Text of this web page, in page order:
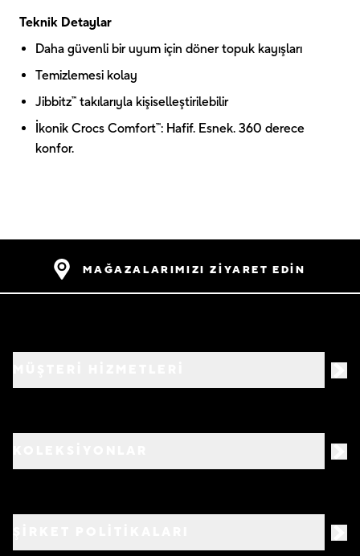
Teknik Detaylar
Daha güvenli bir uyum için döner topuk kayışları
Temizlemesi kolay
Jibbitz™ takılarıyla kişiselleştirilebilir
İkonik Crocs Comfort™: Hafif. Esnek. 360 derece
konfor.
MAĞAZALARIMIZI ZİYARET EDİN